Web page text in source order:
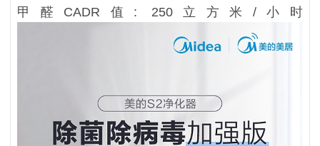
甲醛CADR值: 250立方米/小 时